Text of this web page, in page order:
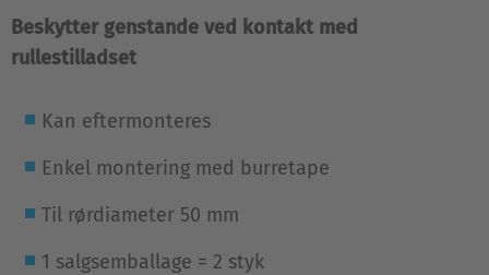
Beskytter genstande ved kontakt med
rullestilladset
Kan eftermonteres
Enkel montering med burretape
Til rørdiameter 50 mm
1 salgsemballage = 2 styk